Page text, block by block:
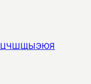
ЦЧШЩЫЭЮЯ